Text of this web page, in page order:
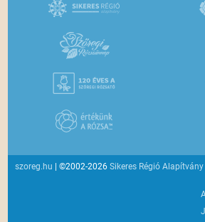
szoreg.hu | ©2002-2026Sikeres Régió Alapítvány